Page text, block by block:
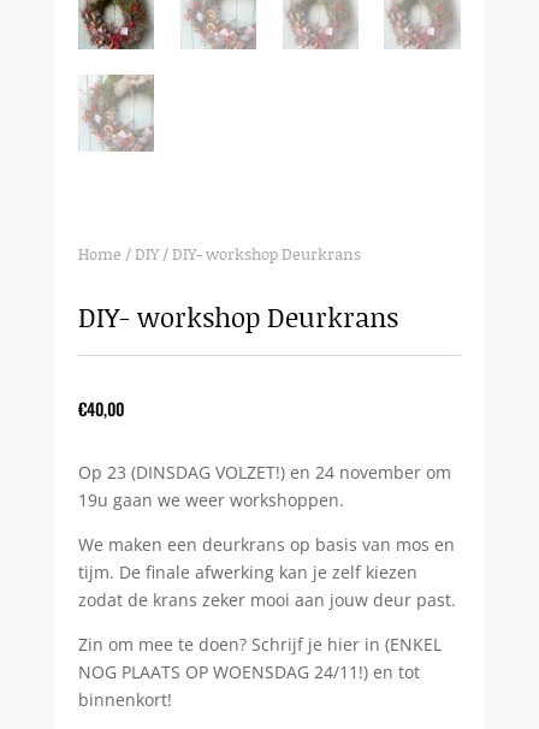
Home /DIY/ DIY- workshop Deurkrans
DIY- workshop Deurkrans
€40,00
Op 23 (DINSDAG VOLZET!) en 24 november om
19u gaan we weer workshoppen.
We maken een deurkrans op basis van mos en
tijm. De finale afwerking kan je zelf kiezen
zodat de krans zeker mooi aan jouw deur past.
Zin om mee te doen? Schrijf je hier in (ENKEL
NOG PLAATS OP WOENSDAG 24/11!) en tot
binnenkort!